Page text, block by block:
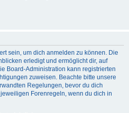
sein, um dich anmelden zu können. Die
erledigt und ermöglicht dir, auf
Board-Administration kann registrierten
zuweisen. Beachte bitte unsere
Regelungen, bevor du dich
Forenregeln, wenn du dich in